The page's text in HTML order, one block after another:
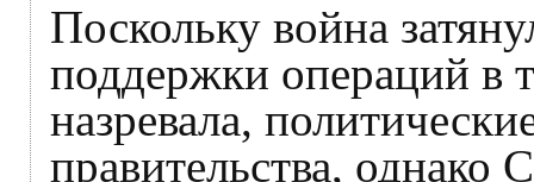
Поскольку война
поддержки операций в
назревала,
правительства,